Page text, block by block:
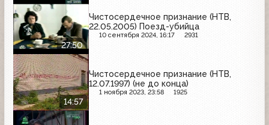
27:50
Чистосердечное признание (НТВ,
22.05.2005) Поезд-убийца
10 сентября 2024, 16:17 2931
14:57
Чистосердечное признание (НТВ,
12.07.1997) (не до конца)
1 ноября 2023, 23:58 1925